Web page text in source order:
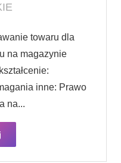
towaru dla
na magazynie
inne: Prawo
na...